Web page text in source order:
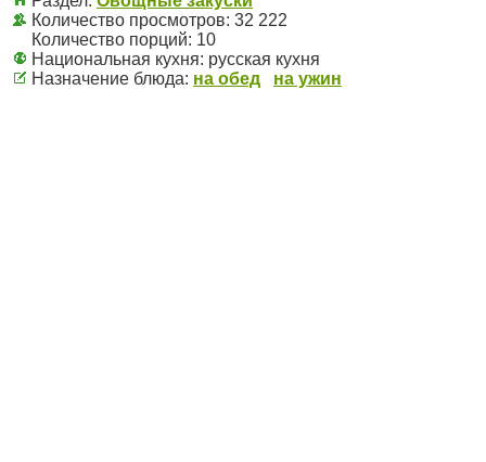
Количество просмотров: 32 222
Количество порций: 10
Национальная кухня: русская кухня
Назначение блюда: на обед на ужин